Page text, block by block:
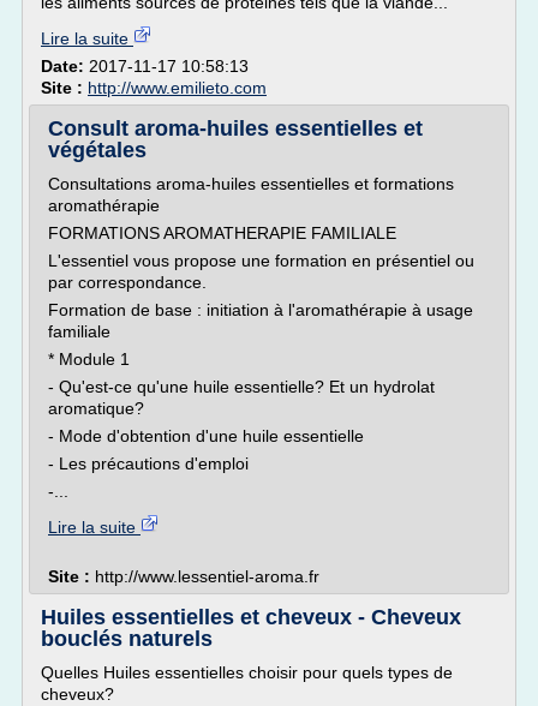
Lire la suite
Date: 2017-11-17 10:58:13
Site : http://www.emilieto.com
Consult aroma-huiles essentielles et
végétales
Consultations aroma-huiles essentielles et formations
aromathérapie
FORMATIONS AROMATHERAPIE FAMILIALE
L'essentiel vous propose une formation en présentiel ou
par correspondance.
Formation de base : initiation à l'aromathérapie à usage
familiale
* Module 1
- Qu'est-ce qu'une huile essentielle? Et un hydrolat
aromatique?
- Mode d'obtention d'une huile essentielle
- Les précautions d'emploi
-...
Lire la suite
Site : http://www.lessentiel-aroma.fr
Huiles essentielles et cheveux - Cheveux
bouclés naturels
Quelles Huiles essentielles choisir pour quels types de
cheveux?